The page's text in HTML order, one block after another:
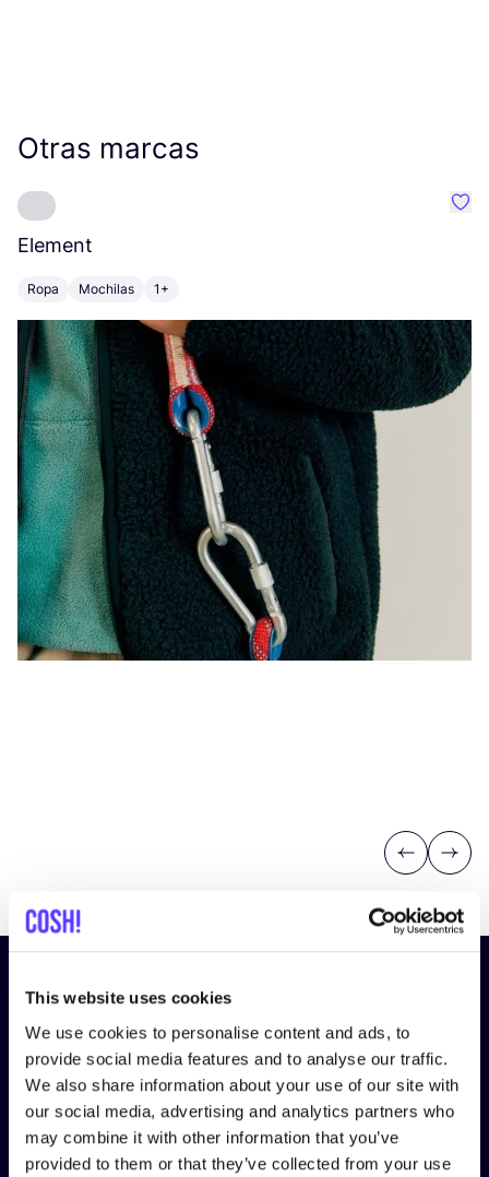
This website uses cookies
We use cookies to personalise content and ads, to
provide social media features and to analyse our traffic.
We also share information about your use of our site with
our social media, advertising and analytics partners who
may combine it with other information that you’ve
provided to them or that they’ve collected from your use
Otras marcas
Element
Ropa Mochilas 1+
Previous
Next
¡Suscríbete a nuestro boletín
y mantente informado!
Nombre *
Correo electrónico*